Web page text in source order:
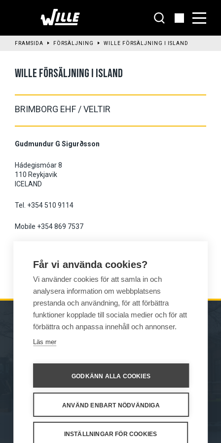
huvudinnehållet
FRAMSIDA FÖRSÄLJNING WILLE FÖRSÄLJNING I ISLAND
WILLE FÖRSÄLJNING I ISLAND
BRIMBORG EHF / VELTIR
Gudmundur G Sigurðsson
Hádegismóar 8
110 Reykjavik
ICELAND
Tel. +354 510 9114
Mobile +354 869 7537
www.veltir.is
MASKINER
REDSKAP
SERVICE OCH
FÖRSÄLJNING
Privacy Statement Privacy Policy
Cookie Settings
Får vi använda cookies?
Vi använder cookies för att samla in och
analysera information om webbplatsens
prestanda och användning, för att förbättra
funktioner kopplade till sociala medier och för att
förbättra och anpassa innehåll och annonser.
Läs mer
GODKÄNN ALLA COOKIES
ANVÄND ENBART NÖDVÄNDIGA
INSTÄLLNINGAR FÖR COOKIES